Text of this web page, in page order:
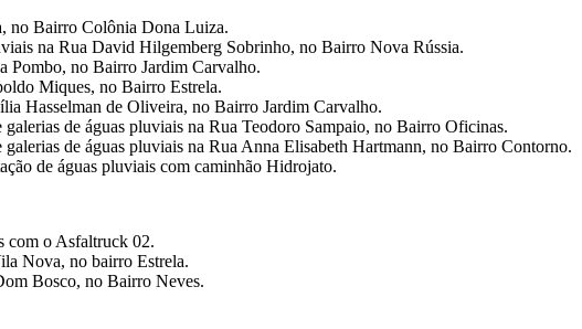
no Bairro Colônia Dona Luiza.
na Rua David Hilgemberg Sobrinho, no Bairro Nova Rússia.
Pombo, no Bairro Jardim Carvalho.
Miques, no Bairro Estrela.
Hasselman de Oliveira, no Bairro Jardim Carvalho.
de águas pluviais na Rua Teodoro Sampaio, no Bairro Oficinas.
de águas pluviais na Rua Anna Elisabeth Hartmann, no Bairro Contorno.
de águas pluviais com caminhão Hidrojato.
com o Asfaltruck 02.
Nova, no bairro Estrela.
Bosco, no Bairro Neves.